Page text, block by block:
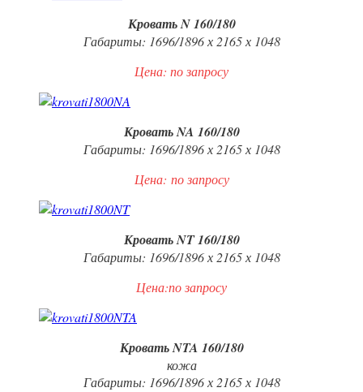
Кровать N 160/180
Габариты: 1696/1896 х 2165 х 1048
Цена: по запросу
Кровать NA 160/180
Габариты: 1696/1896 х 2165 х 1048
Цена: по запросу
Кровать NT 160/180
Габариты: 1696/1896 х 2165 х 1048
Цена:по запросу
Кровать NTA 160/180
кожа
Габариты: 1696/1896 х 2165 х 1048